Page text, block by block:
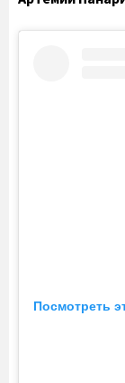
Посмотреть